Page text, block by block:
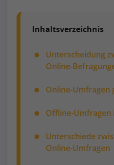
Inhaltsverzeichnis
Unterscheidung
Online-
Online-Umfragen
Offline-Umfragen
Unterschiede
Online-Umfragen